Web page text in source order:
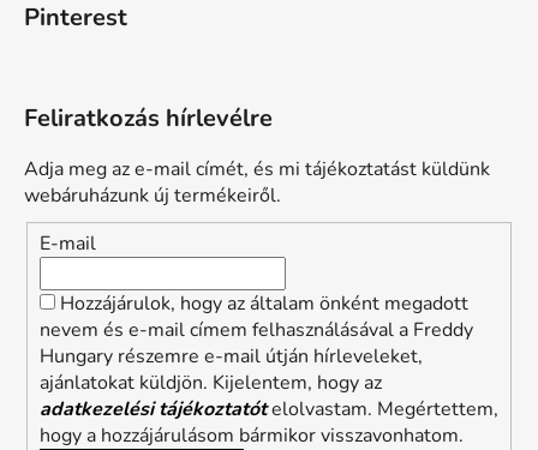
Pinterest
Feliratkozás hírlevélre
Adja meg az e-mail címét, és mi tájékoztatást küldünk
webáruházunk új termékeiről.
E-mail
Hozzájárulok, hogy az általam önként megadott
nevem és e-mail címem felhasználásával a Freddy
Hungary részemre e-mail útján hírleveleket,
ajánlatokat küldjön. Kijelentem, hogy az
adatkezelési tájékoztatótelolvastam. Megértettem,
hogy a hozzájárulásom bármikor visszavonhatom.